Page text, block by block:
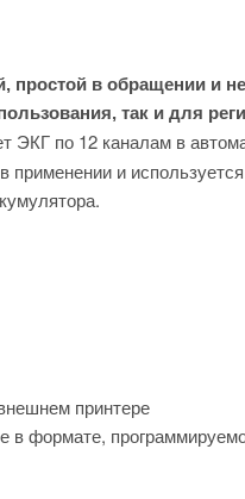
простой в обращении и
так и для
ЭКГ по 12 каналам в
и
принтере
в формате,